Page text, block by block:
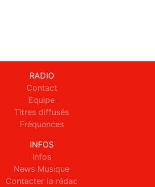
RADIO
Contact
Equipe
Titres diffusés
Fréquences
INFOS
Infos
News Musique
Contacter la rédac